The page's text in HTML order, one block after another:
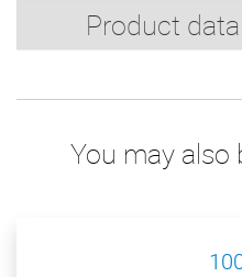
Product data
You may also